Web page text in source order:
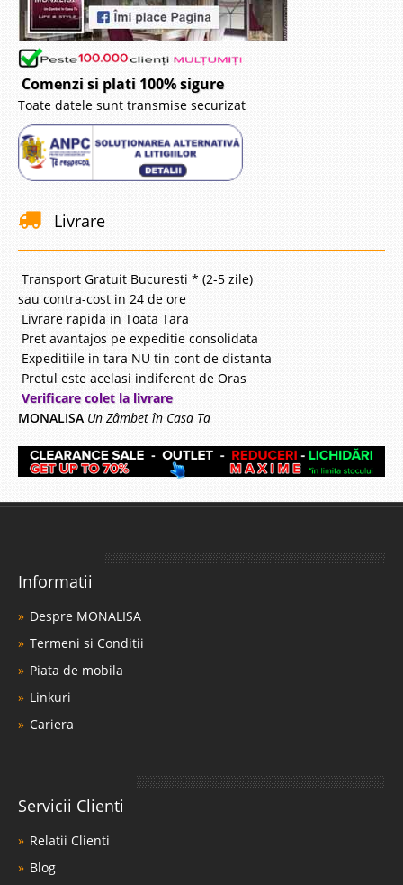
Comenzi si plati 100% sigure
Toate datele sunt transmise securizat
Livrare
Transport Gratuit Bucuresti * (2-5 zile)
sau contra-cost in 24 de ore
Livrare rapida in Toata Tara
Pret avantajos pe expeditie consolidata
Expeditiile in tara NU tin cont de distanta
Pretul este acelasi indiferent de Oras
Verificare colet la livrare
MONALISA Un Zâmbet în Casa Ta
Informatii
Despre MONALISA
Termeni si Conditii
Piata de mobila
Linkuri
Cariera
Servicii Clienti
Relatii Clienti
Blog